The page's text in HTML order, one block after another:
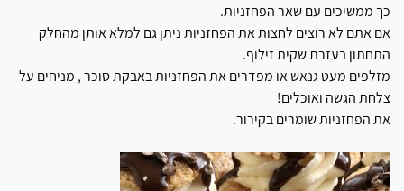
כך ממשיכים עם שאר הפחזניות.
אם אתם לא רוצים לחצות את הפחזניות ניתן גם למלא אותן מהחלק
התחתון בעזרת שקית זילוף.
מזלפים מעט גנאש או מפדרים את הפחזניות באבקת סוכר , מניחים על
צלחת הגשה ואוכלים!
את הפחזניות שומרים בקירור.